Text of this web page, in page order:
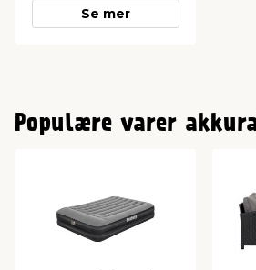
Se mer
Populære varer